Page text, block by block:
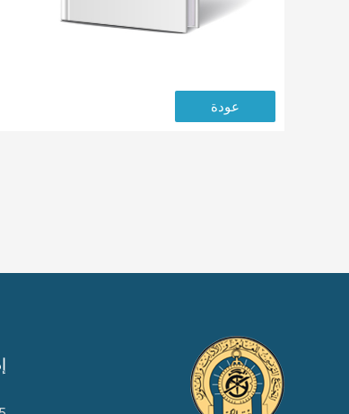
عودة